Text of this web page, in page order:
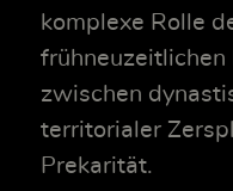
komplexe Rolle
frühneuzeitlichen
zwischen
territorialer
Prekarität.